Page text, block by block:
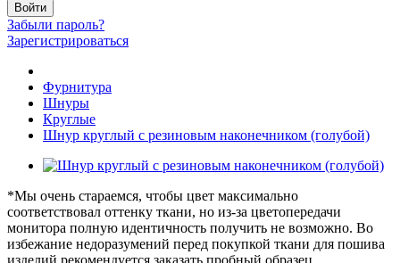
Войти
Забыли пароль?
Зарегистрироваться
Фурнитура
Шнуры
Круглые
Шнур круглый с резиновым наконечником (голубой)
*Мы очень стараемся, чтобы цвет максимально
соответствовал оттенку ткани, но из-за цветопередачи
монитора полную идентичность получить не возможно. Во
избежание недоразумений перед покупкой ткани для пошива
изделий рекомендуется заказать пробный образец